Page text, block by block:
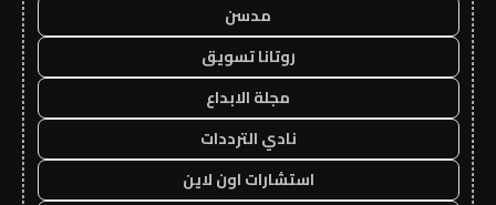
مدسن
روتانا تسويق
مجلة الابداع
نادي الترددات
استشارات اون لاين